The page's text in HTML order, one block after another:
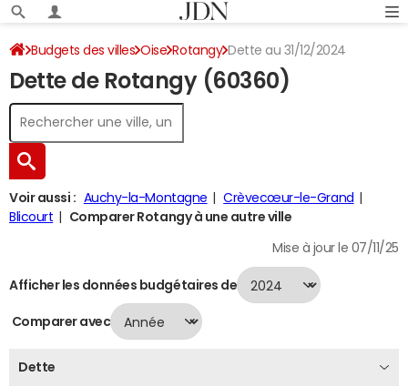
Budgets des villes Oise Rotangy Dette au 31/12/2024
Dette de Rotangy (60360)
Voir aussi : Auchy-la-Montagne
Crèvecœur-le-Grand
Blicourt
Comparer Rotangy à une autre ville
Mise à jour le 07/11/25
Afficher les données budgétaires de
Comparer avec
Dette